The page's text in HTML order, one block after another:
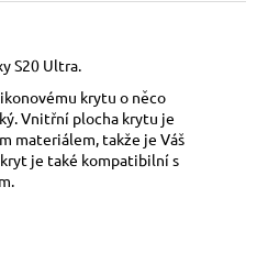
S20 Ultra.
krytu o něco
Vnitřní plocha krytu je
materiálem, takže je Váš
je také kompatibilní s